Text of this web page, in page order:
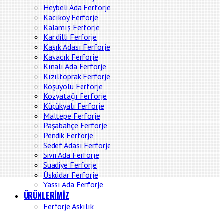
Heybeli Ada Ferforje
Kadıköy Ferforje
Kalamış Ferforje
Kandilli Ferforje
Kaşık Adası Ferforje
Kavacık Ferforje
Kınalı Ada Ferforje
Kızıltoprak Ferforje
Koşuyolu Ferforje
Kozyatağı Ferforje
Küçükyalı Ferforje
Maltepe Ferforje
Paşabahçe Ferforje
Pendik Ferforje
Sedef Adası Ferforje
Sivri Ada Ferforje
Suadiye Ferforje
Üsküdar Ferforje
Yassı Ada Ferforje
ÜRÜNLERİMİZ
Ferforje Askılık